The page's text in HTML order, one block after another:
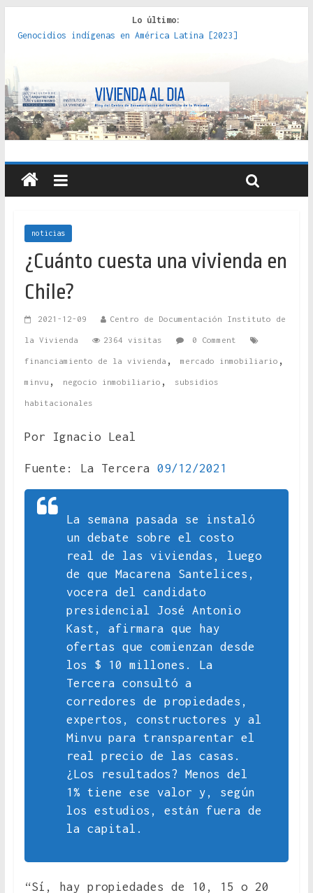
Lo último:
Genocidios indígenas en América Latina [2023]
políticas, prácticas y representaciones [2022]
crítica de las fronteras latinoamericanas [2020]
Criterios técnicos para una vivienda adecuada [2019]
Red de consultorios de la Caja del Seguro Obrero en
Santiago : un patrimonio emblemático [2014]
noticias
¿Cuánto cuesta una vivienda en
Chile?
2021-12-09 Centro de Documentación Instituto de
la Vivienda 2364 visitas 0 Comment
financiamiento de la vivienda , mercado inmobiliario ,
minvu , negocio inmobiliario , subsidios
habitacionales
Por Ignacio Leal
Fuente: La Tercera 09/12/2021
La semana pasada se instaló
un debate sobre el costo
real de las viviendas, luego
de que Macarena Santelices,
vocera del candidato
presidencial José Antonio
Kast, afirmara que hay
ofertas que comienzan desde
los $ 10 millones. La
Tercera consultó a
corredores de propiedades,
expertos, constructores y al
Minvu para transparentar el
real precio de las casas.
¿Los resultados? Menos del
1% tiene ese valor y, según
los estudios, están fuera de
la capital.
“Sí, hay propiedades de 10, 15 o 20